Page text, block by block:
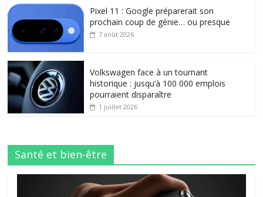
Pixel 11 : Google préparerait son
prochain coup de génie… ou presque
7 août 2026
Volkswagen face à un tournant
historique : jusqu’à 100 000 emplois
pourraient disparaître
1 juillet 2026
Santé et bien-être